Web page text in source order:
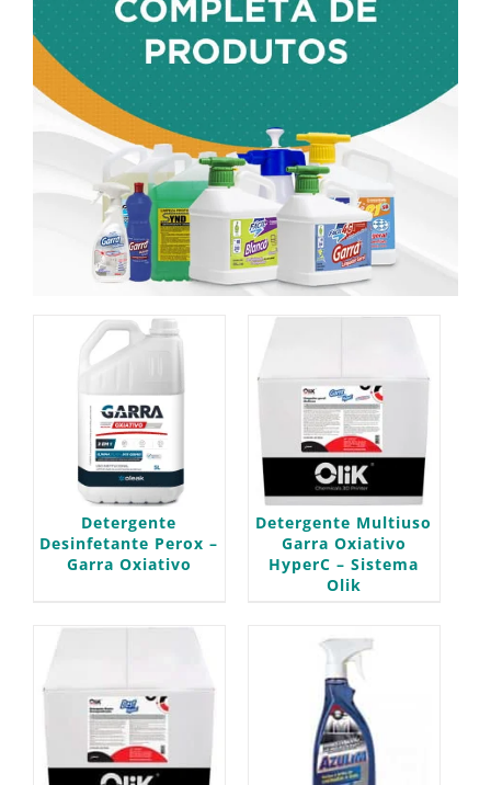
Detergente
Desinfetante Perox –
Garra Oxiativo
Detergente Multiuso
Garra Oxiativo
HyperC – Sistema
Olik